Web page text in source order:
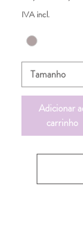
IVA incl.
Adicionar
carrinho